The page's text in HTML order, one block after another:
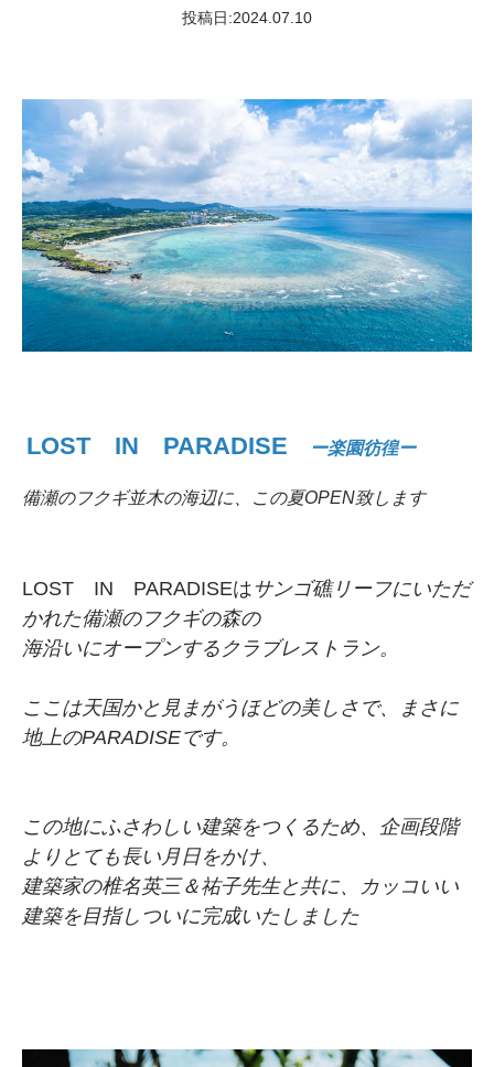
投稿日:2024.07.10
LOST IN PARADISE ー楽園彷徨ー
備瀬のフクギ並木の海辺に、この夏OPEN致します
LOST IN PARADISEは サンゴ礁リーフにいただ
かれた備瀬のフクギの森の
海沿いにオープンするクラブレストラン。
ここは天国かと見まがうほどの美しさで、まさに
地上のPARADISEです。
この地にふさわしい建築をつくるため、企画段階
よりとても長い月日をかけ、
建築家の椎名英三＆祐子先生と共に、カッコいい
建築を目指しついに完成いたしました